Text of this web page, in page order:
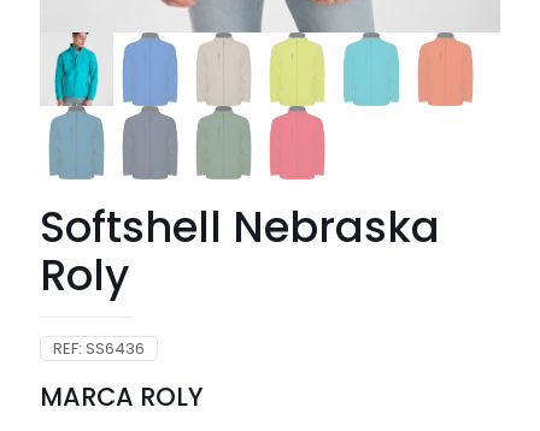
Softshell Nebraska
Roly
REF: SS6436
MARCA ROLY